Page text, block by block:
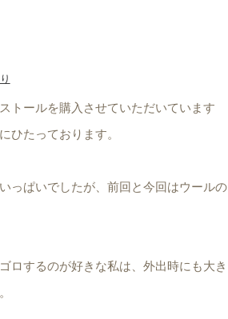
トールを購入させていただいています
ひたっております。
っぱいでしたが、前回と今回はウールの
ロするのが好きな私は、外出時にも大き